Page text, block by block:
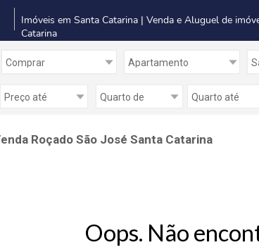
Imóveis em Santa Catarina | Venda e Aluguel de
Catarina
Roçado São José Santa Catarina
Oops. Não